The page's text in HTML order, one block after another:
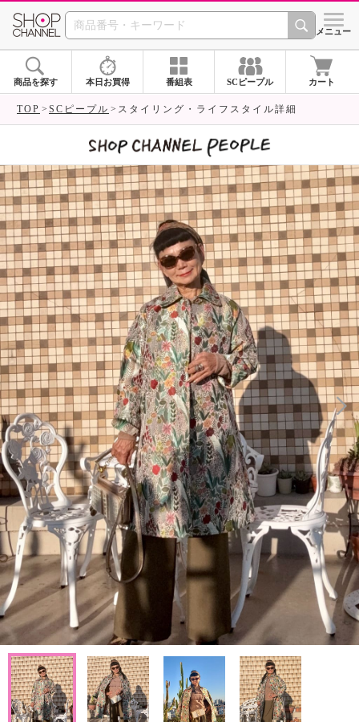
SHOP CHANNEL シメニュー
商品を探す 本日お買得 番組表 SCピープル カート
TOP SCピープル スタイリング・ライフスタイル詳細